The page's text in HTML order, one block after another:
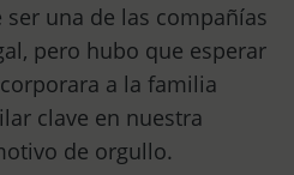
una de las compañías
pero hubo que esperar
a la familia
clave en nuestra
de orgullo.